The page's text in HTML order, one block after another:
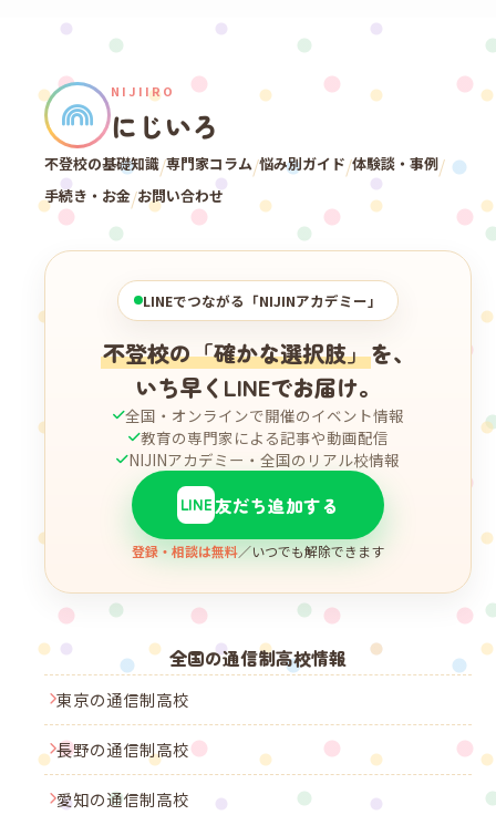
NIJIIRO
にじいろ
不登校の基礎知識/専門家コラム/悩み別ガイド/体験談・事例/
手続き・お金/お問い合わせ
LINEでつながる「NIJINアカデミー」
不登校の「確かな選択肢」を、
いち早くLINEでお届け。
全国・オンラインで開催のイベント情報
教育の専門家による記事や動画配信
NIJINアカデミー・全国のリアル校情報
LINE 友だち追加する
登録・相談は無料／いつでも解除できます
全国の通信制高校情報
東京の通信制高校
長野の通信制高校
愛知の通信制高校